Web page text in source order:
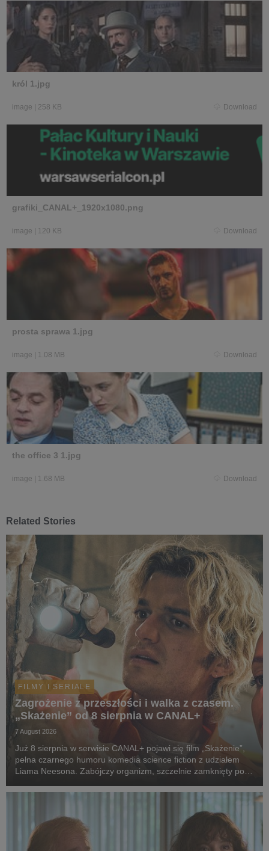
król 1.jpg
image 258 KB Download
grafiki_CANAL+_1920x1080.png
image 120 KB Download
prosta sprawa 1.jpg
image 1.08 MB Download
the office 3 1.jpg
image 1.68 MB Download
Related Stories
FILMY I SERIALE
Zagrożenie z przeszłości i walka z czasem.
„Skażenie” od 8 sierpnia w CANAL+
7 August 2026
Już 8 sierpnia w serwisie CANAL+ pojawi się film „Skażenie”,
pełna czarnego humoru komedia science fiction z udziałem
Liama Neesona. Zabójczy organizm, szczelnie zamknięty pod
nadzieją ludzkości staje się dwoje spóźni...